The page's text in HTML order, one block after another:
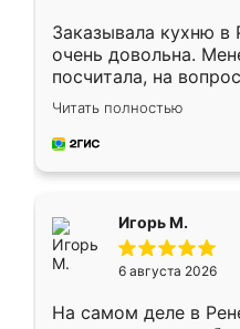
Заказывала кухню в
очень довольна.
посчитала, на
Замерщик приехал в
делу со всей
за день, ребята
Читать полностью
Игорь М.
6 августа 2026
На самом деле в